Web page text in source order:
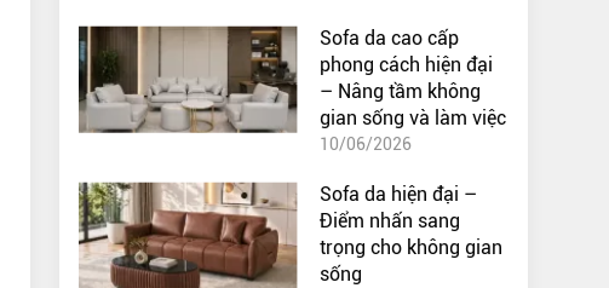
Sofa da cao cấp
phong cách hiện đại
– Nâng tầm không
gian sống và làm việc
10/06/2026
Sofa da hiện đại –
Điểm nhấn sang
trọng cho không gian
sống